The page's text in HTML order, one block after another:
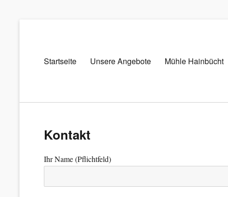
Mühle
und
Primary
Startseite Unsere Angebote Mühle Hainbücht
Kontakt
Ihr Name (Pflichtfeld)